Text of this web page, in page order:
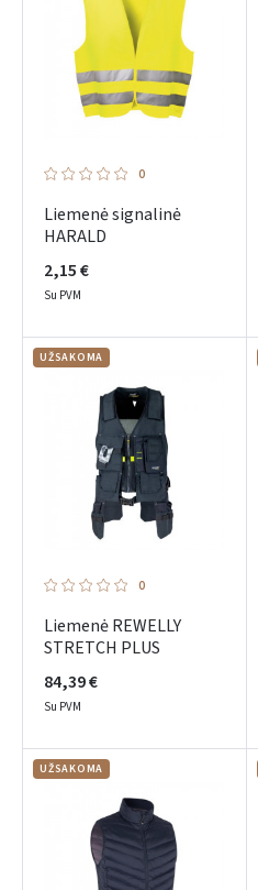
0
Liemenė signalinė
HARALD
2,15 €
Su PVM
UŽSAKOMA
0
Liemenė REWELLY
STRETCH PLUS
84,39 €
Su PVM
UŽSAKOMA